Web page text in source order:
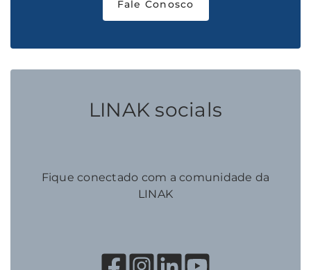
Fale Conosco
LINAK socials
Fique conectado com a comunidade da
LINAK